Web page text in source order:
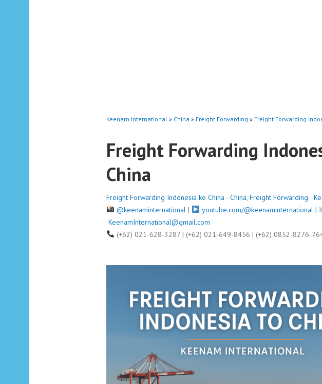
Keenam International » China » Freight Forwarding » Freight Forwarding
Freight Forwarding
China
Freight Forwarding Indonesia ke China · China, Freight Forwarding ·
@keenaminternational|
youtube.com/@keenaminternational |
KeenamInternational@gmail.com
(+62) 021-628-3287 | (+62) 021-649-8456 | (+62) 0852-8276-